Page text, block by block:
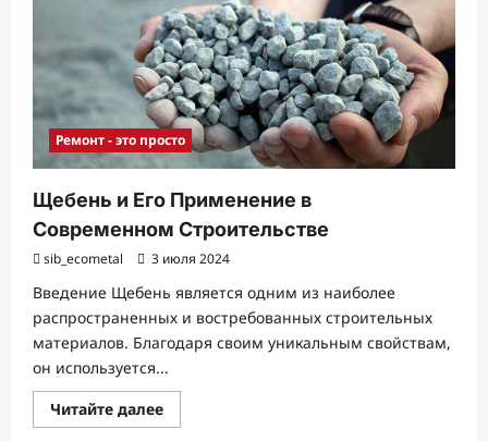
Ремонт - это просто
Щебень и Его Применение в
Современном Строительстве
sib_ecometal 3 июля 2024
Введение Щебень является одним из наиболее
распространенных и востребованных строительных
материалов. Благодаря своим уникальным свойствам,
он используется...
Читайте далееПрочитать
больше